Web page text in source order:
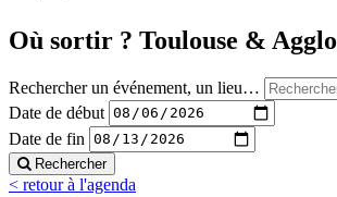
Où sortir ? Toulouse & Agglo
Rechercher un événement, un lieu…
Date de début
Date de fin
Rechercher
< retour à l'agenda